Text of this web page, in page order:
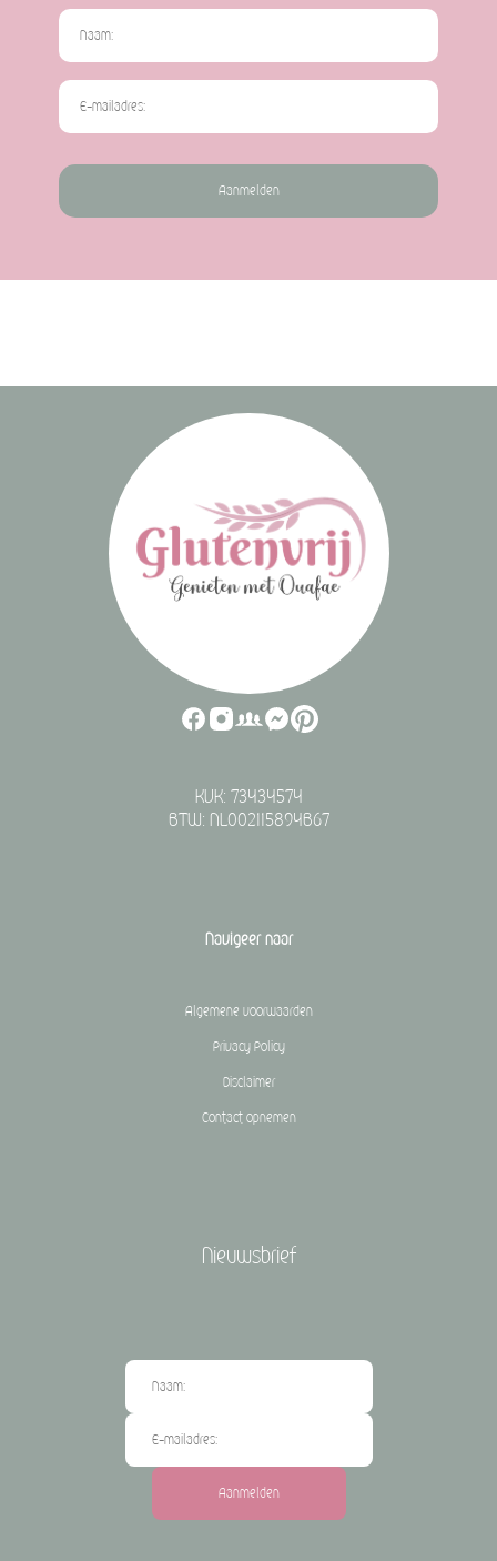
Aanmelden
KVK: 73434574
BTW: NL002115894B67
Navigeer naar
Algemene voorwaarden
Privacy Policy
Disclaimer
Contact opnemen
Nieuwsbrief
Aanmelden